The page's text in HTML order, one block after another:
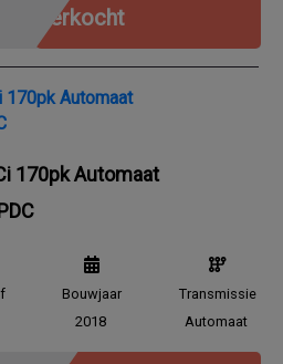
Verkocht
170pk Automaat
Bouwjaar
2018
Transmissie
Automaat